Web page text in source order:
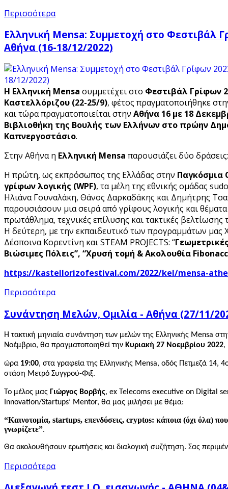
Περισσότερα
Ελληνική Mensa: Συμμετοχή στο Φεστιβάλ
Αθήνα (16-18/12/2022)
Η Ελληνική Mensa συμμετέχει στο Φεστιβάλ Γρίφων
Καστελλόριζου (22-25/9), φέτος πραγματοποιήθηκε
και τώρα πραγματοποιείται στην Αθήνα 16 με 18
Βιβλιοθήκη της Βουλής των Ελλήνων στο πρώην
Καπνεργοστάσιο.
Στην Αθήνα η Ελληνική Mensa παρουσιάζει δύο δράσεις:
Η πρώτη, ως εκπρόσωπος της Ελλάδας στην Παγκόσμια
γρίφων λογικής (WPF), τα μέλη της εθνικής ομάδας
Ηλιάνα Γουναλάκη, Θάνος Δαρκαδάκης και Δημήτρης
παρουσιάσουν μια σειρά από γρίφους λογικής και
πρωτάθλημα, τεχνικές επίλυσης και τακτικές
Η δεύτερη, με την εκπαιδευτικό των προγραμμάτων μας
Δέσποινα Κορεντίνη και STEAM PROJECTS: “
Βιώσιμες Πόλεις”, “Χρυσή τομή & Ακολουθία
https://kastellorizofestival.com/2022/kel/mensa-
Περισσότερα
Συνάντηση Μελών, Ομιλία - Αθήνα (27/11/
Η τακτική μηνιαία συνάντηση των μελών της Ελληνικής Mensa
Νοέμβριο, θα πραγματοποιηθεί την Κυριακή 27 Νοεμβρίου 2022,
ώρα 19:00, στα γραφεία της Ελληνικής Mensa, οδός Πετμεζά 14,
στάση Μετρό Συγγρού-Φιξ.
Το μέλος μας Γιώργος Βορβής, ex Telecoms executive on Digital
Innovation/Startups’ Mentor, θα μας μιλήσει με θέμα:
“Καινοτομία, startups, επενδύσεις, cryptos: κάποια (όχι όλα)
γνωρίζετε”.
Θα ακολουθήσουν ερωτήσεις και διαλογική συζήτηση. Σας
Περισσότερα